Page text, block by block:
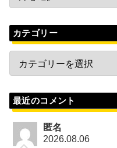
カテゴリー
最近のコメント
匿名
2026.08.06